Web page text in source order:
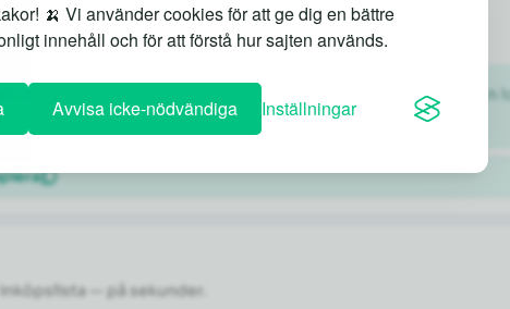
🍌 Vi använder cookies för att ge dig en bättre
innehåll och för att förstå hur sajten används.
Avvisa icke-nödvändiga Inställningar
och lokala guldkorn.
ett dagsschema med en blandning av kända sevärdheter
— på sekunder.